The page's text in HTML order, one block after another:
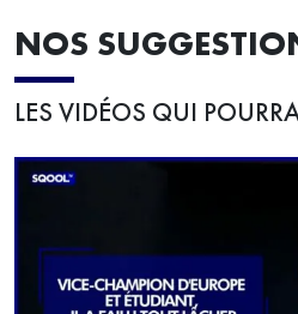
NOS
LES VIDÉOS QUI